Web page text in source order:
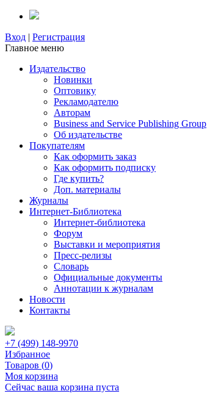
Вход | Регистрация
Главное меню
Издательство
Новинки
Оптовику
Рекламодателю
Авторам
Business and Service Publishing Group
Об издательстве
Покупателям
Как оформить заказ
Как оформить подписку
Где купить?
Доп. материалы
Журналы
Интернет-Библиотека
Интернет-библиотека
Форум
Выставки и мероприятия
Пресс-релизы
Словарь
Официальные документы
Аннотации к журналам
Новости
Контакты
+7 (499) 148-9970
Избранное
Товаров (0)
Моя корзина
Сейчас ваша корзина пуста